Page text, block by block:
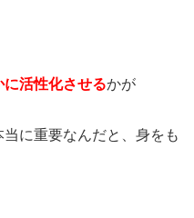
活性化させるかが
に重要なんだと、身をも